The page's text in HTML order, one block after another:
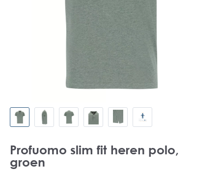
Profuomo slim fit heren polo,
groen